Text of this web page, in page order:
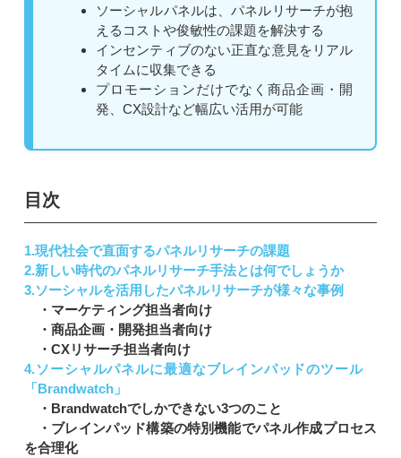
ソーシャルパネルは、パネルリサーチが抱
えるコストや俊敏性の課題を解決する
インセンティブのない正直な意見をリアル
タイムに収集できる
プロモーションだけでなく商品企画・開
発、CX設計など幅広い活用が可能
目次
1.現代社会で直面するパネルリサーチの課題
2.新しい時代のパネルリサーチ手法とは何でしょうか
3.ソーシャルを活用したパネルリサーチが様々な事例
・マーケティング担当者向け
・商品企画・開発担当者向け
・CXリサーチ担当者向け
4.ソーシャルパネルに最適なブレインパッドのツール
「Brandwatch」
・Brandwatchでしかできない3つのこと
・ブレインパッド構築の特別機能でパネル作成プロセス
を合理化